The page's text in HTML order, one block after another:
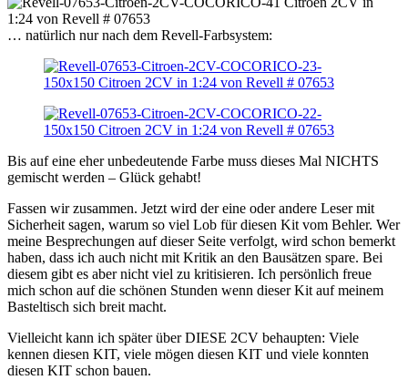
… natürlich nur nach dem Revell-Farbsystem:
Bis auf eine eher unbedeutende Farbe muss dieses Mal NICHTS
gemischt werden – Glück gehabt!
Fassen wir zusammen. Jetzt wird der eine oder andere Leser mit
Sicherheit sagen, warum so viel Lob für diesen Kit vom Behler. Wer
meine Besprechungen auf dieser Seite verfolgt, wird schon bemerkt
haben, dass ich auch nicht mit Kritik an den Bausätzen spare. Bei
diesem gibt es aber nicht viel zu kritisieren. Ich persönlich freue
mich schon auf die schönen Stunden wenn dieser Kit auf meinem
Basteltisch sich breit macht.
Vielleicht kann ich später über DIESE 2CV behaupten: Viele
kennen diesen KIT, viele mögen diesen KIT und viele konnten
diesen KIT schon bauen.